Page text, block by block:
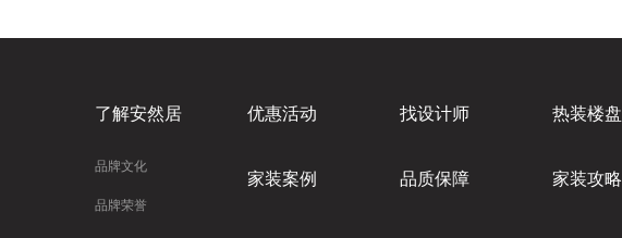
了解安然居
品牌文化
品牌荣誉
优惠活动
家装案例
找设计师
品质保障
热装楼盘
家装攻略